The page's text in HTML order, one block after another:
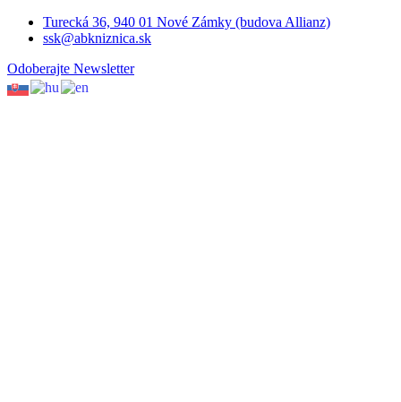
Turecká 36, 940 01 Nové Zámky (budova Allianz)
ssk@abkniznica.sk
Odoberajte Newsletter